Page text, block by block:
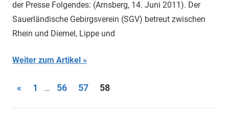
der Presse Folgendes: (Arnsberg, 14. Juni 2011). Der
Sauerländische Gebirgsverein (SGV) betreut zwischen
Rhein und Diemel, Lippe und
Weiter zum Artikel
Beitragsnavigation
« Vorherige
1 … 56 57 58